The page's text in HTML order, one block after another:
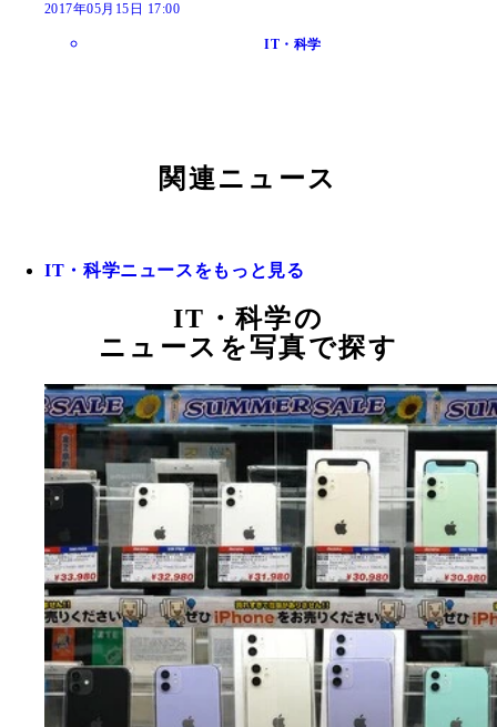
2017年05月15日 17:00
IT・科学
関連ニュース
IT・科学ニュースをもっと見る
IT・科学の
ニュースを写真で探す